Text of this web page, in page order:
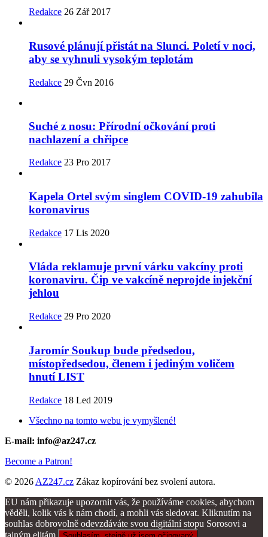
Redakce 26 Zář 2017
Rusové plánují přistát na Slunci. Poletí v noci,
aby se vyhnuli vysokým teplotám
Redakce 29 Čvn 2016
Suché z nosu: Přírodní očkování proti
nachlazení a chřipce
Redakce 23 Pro 2017
Kapela Ortel svým singlem COVID-19 zahubila
koronavirus
Redakce 17 Lis 2020
Vláda reklamuje první várku vakcíny proti
koronaviru. Čip ve vakcíně neprojde injekční
jehlou
Redakce 29 Pro 2020
Jaromír Soukup bude předsedou,
místopředsedou, členem i jediným voličem
hnutí LIST
Redakce 18 Led 2019
Všechno na tomto webu je vymyšlené!
E-mail: info@az247.cz
Become a Patron!
© 2026 AZ247.cz Zákaz kopírování bez svolení autora.
EU nám přikazuje upozornit vás, že používáme cookies, abychom
věděli, kolik vás k nám chodí, a mohli vás sledovat. Kliknutím na
souhlas dobrovolně odevzdáváte svou digitální stopu Sorosovi a
tajným elitám.